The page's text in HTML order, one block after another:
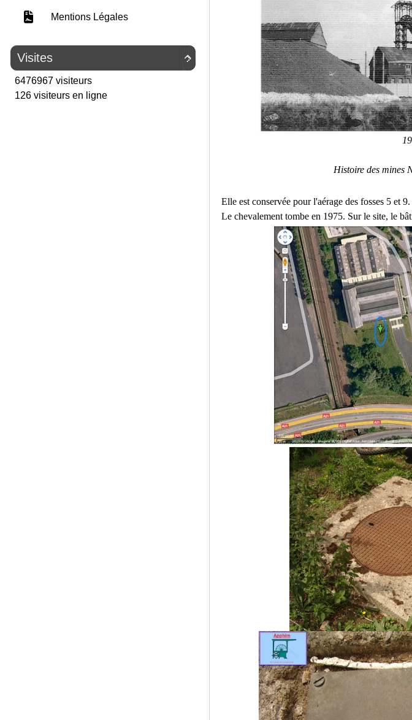
Mentions Légales

Visites
6476967 visiteurs
126 visiteurs en ligne
Histoire des mines
Elle est conservée pour l'aérage des fosses 5 et
Le chevalement tombe en 1975. Sur le site, le